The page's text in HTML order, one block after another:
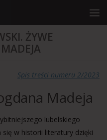
ŻYWE
Spis treści numeru 2/2023
Madeja
lubelskiego
się w historii literatury dzięki